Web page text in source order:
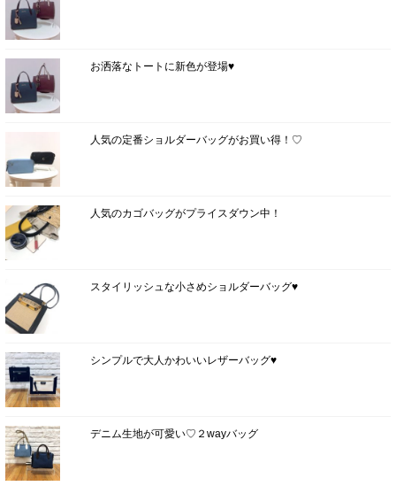
お洒落なトートに新色が登場♥
人気の定番ショルダーバッグがお買い得！♡
人気のカゴバッグがプライスダウン中！
スタイリッシュな小さめショルダーバッグ♥
シンプルで大人かわいいレザーバッグ♥
デニム生地が可愛い♡２wayバッグ